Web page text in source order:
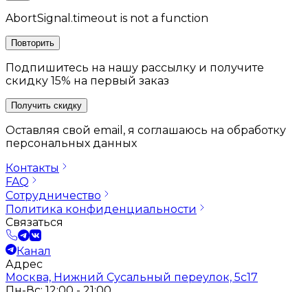
AbortSignal.timeout is not a function
Повторить
Подпишитесь на нашу рассылку и получите
скидку 15% на первый заказ
Получить скидку
Оставляя свой email, я соглашаюсь на обработку
персональных данных
Контакты
FAQ
Сотрудничество
Политика конфиденциальности
Связаться
Канал
Адрес
Москва, Нижний Сусальный переулок, 5с17